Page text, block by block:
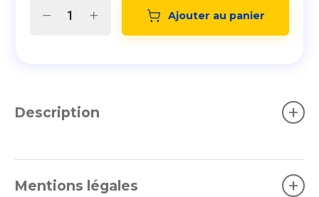
Ajouter au panier
Description +
Mentions légales +